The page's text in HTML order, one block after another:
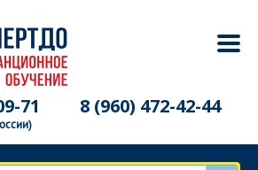
71 8 (960) 472-42-44